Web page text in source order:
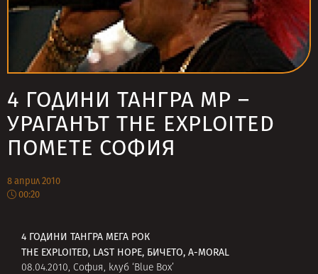
4 ГОДИНИ ТАНГРА МР –
УРАГАНЪТ THE EXPLOITED
ПОМЕТЕ СОФИЯ
8 април 2010
00:20
4 ГОДИНИ ТАНГРА МЕГА РОК
THE EXPLOITED, LAST HOPE, БИЧЕТО, A-MORAL
08.04.2010, София, клуб ‘Blue Box’